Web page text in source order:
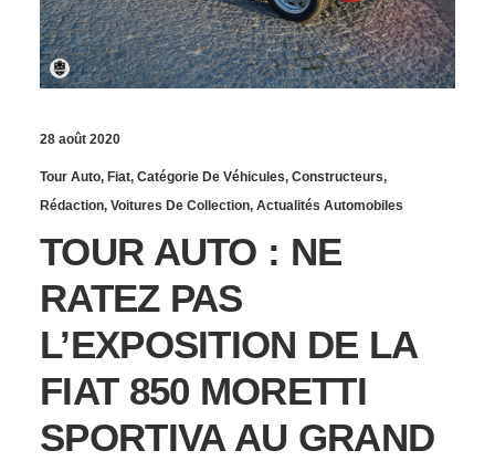
28 août 2020
Tour Auto, Fiat, Catégorie De Véhicules, Constructeurs,
Rédaction, Voitures De Collection, Actualités Automobiles
TOUR AUTO : NE
RATEZ PAS
L’EXPOSITION DE LA
FIAT 850 MORETTI
SPORTIVA AU GRAND